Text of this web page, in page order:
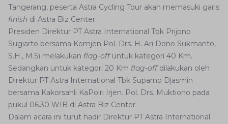
Tangerang, peserta Astra Cycling Tour akan memasuki garis
finish di Astra Biz Center.
Presiden Direktur PT Astra International Tbk Prijono
Sugiarto bersama Komjen Pol. Drs. H. Ari Dono Sukmanto,
S.H., M.Si melakukan flag-offuntuk kategori 40 Km.
Sedangkan untuk kategori 20 Km flag-offdilakukan oleh
Direktur PT Astra International Tbk Suparno Djasmin
bersama Kakorsahli KaPolri Irjen. Pol. Drs. Muktiono pada
pukul 06.30 WIB di Astra Biz Center.
Dalam acara ini turut hadir Direktur PT Astra International